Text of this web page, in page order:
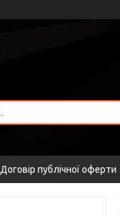
Договір публічної оферти